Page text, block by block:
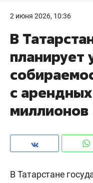
2 июня 2026, 10:36
В
планирует
с
миллионов
В Татарстане